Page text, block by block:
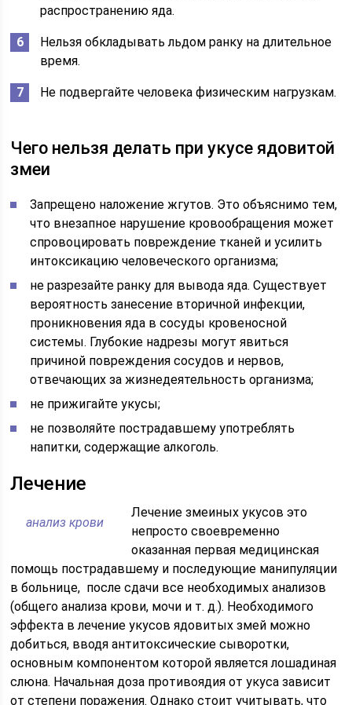
распространению яда.
Нельзя обкладывать льдом ранку на длительное
время.
Не подвергайте человека физическим нагрузкам.
Чего нельзя делать при укусе ядовитой
змеи
Запрещено наложение жгутов. Это объяснимо тем,
что внезапное нарушение кровообращения может
спровоцировать повреждение тканей и усилить
интоксикацию человеческого организма;
не разрезайте ранку для вывода яда. Существует
вероятность занесение вторичной инфекции,
проникновения яда в сосуды кровеносной
системы. Глубокие надрезы могут явиться
причиной повреждения сосудов и нервов,
отвечающих за жизнедеятельность организма;
не прижигайте укусы;
не позволяйте пострадавшему употреблять
напитки, содержащие алкоголь.
Лечение
анализ крови
Лечение змеиных укусов это
непросто своевременно
оказанная первая медицинская
помощь пострадавшему и последующие манипуляции
в больнице, после сдачи все необходимых анализов
(общего анализа крови, мочи и т. д.). Необходимого
эффекта в лечение укусов ядовитых змей можно
добиться, вводя антитоксические сыворотки,
основным компонентом которой является лошадиная
слюна. Начальная доза противоядия от укуса зависит
от степени поражения. Однако стоит учитывать, что